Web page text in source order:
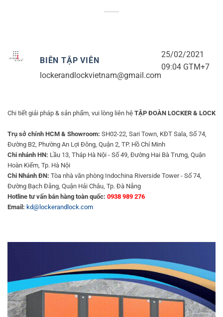
BIÊN TẬP VIÊN
lockerandlockvietnam@gmail.com
25/02/2021
09:04 GTM+7
Chi tiết giải pháp & sản phẩm, vui lòng liên hệ TẬP ĐOÀN LOCKER & LOCK
Trụ sở chính HCM & Showroom: SH02-22, Sari Town, KĐT Sala, Số 74,
Đường B2, Phường An Lợi Đông, Quận 2, TP. Hồ Chí Minh
Chi nhánh HN: Lầu 13, Tháp Hà Nội - Số 49, Đường Hai Bà Trưng, Quận
Hoàn Kiếm, Tp. Hà Nội
Chi Nhánh ĐN: Tòa nhà văn phòng Indochina Riverside Tower - Số 74,
Đường Bạch Đằng, Quận Hải Châu, Tp. Đà Nẵng
Hotline tư vấn bán hàng toàn quốc: 0938 989 276
Email: kd@lockerandlock.com